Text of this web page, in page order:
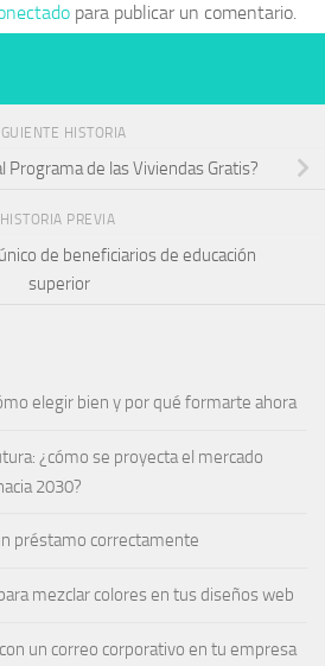
para publicar un comentario.
HISTORIA
Programa de las Viviendas Gratis?
HISTORIA PREVIA
de beneficiarios de educación
superior
elegir bien y por qué formarte ahora
¿cómo se proyecta el mercado
2030?
préstamo correctamente
mezclar colores en tus diseños web
un correo corporativo en tu empresa